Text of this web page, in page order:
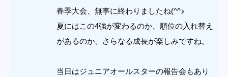
春季大会、無事に終わりましたね(^^♪
夏にはこの4強が変わるのか、順位の入れ替え
があるのか、さらなる成長が楽しみですね。
当日はジュニアオールスターの報告会もあり